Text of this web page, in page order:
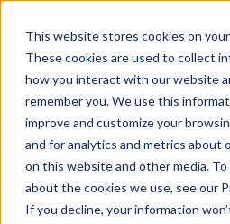
This website stores cookies on
These cookies are used to collect
how you interact with our website
remember you. We use this
improve and customize your
and for analytics and metrics about
on this website and other media.
about the cookies we use, see our
If you decline, your information
Reports
Publicerat: 2024-02-14 10:44:03
Hybricon AB:
januari – december